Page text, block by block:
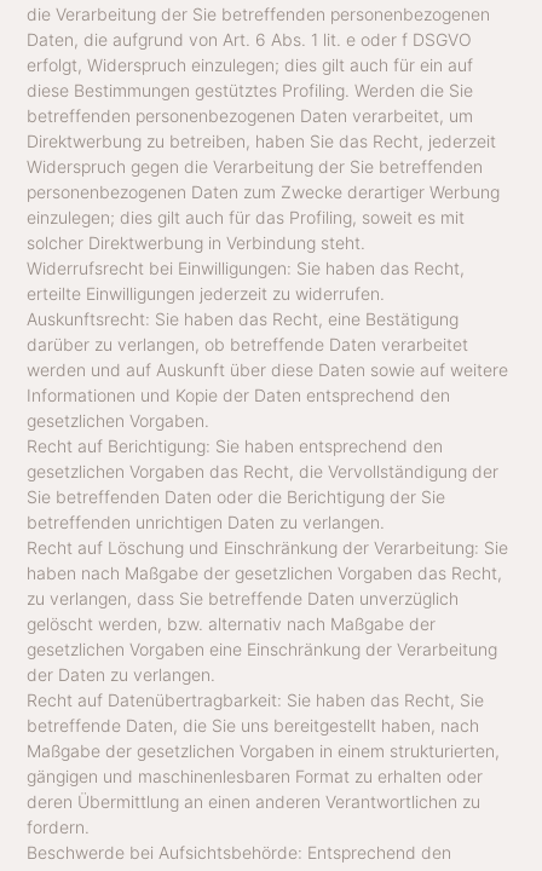
die Verarbeitung der Sie betreffenden personenbezogenen
Daten, die aufgrund von Art. 6 Abs. 1 lit. e oder f DSGVO
erfolgt, Widerspruch einzulegen; dies gilt auch für ein auf
diese Bestimmungen gestütztes Profiling. Werden die Sie
betreffenden personenbezogenen Daten verarbeitet, um
Direktwerbung zu betreiben, haben Sie das Recht, jederzeit
Widerspruch gegen die Verarbeitung der Sie betreffenden
personenbezogenen Daten zum Zwecke derartiger Werbung
einzulegen; dies gilt auch für das Profiling, soweit es mit
solcher Direktwerbung in Verbindung steht.
Widerrufsrecht bei Einwilligungen: Sie haben das Recht,
erteilte Einwilligungen jederzeit zu widerrufen.
Auskunftsrecht: Sie haben das Recht, eine Bestätigung
darüber zu verlangen, ob betreffende Daten verarbeitet
werden und auf Auskunft über diese Daten sowie auf weitere
Informationen und Kopie der Daten entsprechend den
gesetzlichen Vorgaben.
Recht auf Berichtigung: Sie haben entsprechend den
gesetzlichen Vorgaben das Recht, die Vervollständigung der
Sie betreffenden Daten oder die Berichtigung der Sie
betreffenden unrichtigen Daten zu verlangen.
Recht auf Löschung und Einschränkung der Verarbeitung: Sie
haben nach Maßgabe der gesetzlichen Vorgaben das Recht,
zu verlangen, dass Sie betreffende Daten unverzüglich
gelöscht werden, bzw. alternativ nach Maßgabe der
gesetzlichen Vorgaben eine Einschränkung der Verarbeitung
der Daten zu verlangen.
Recht auf Datenübertragbarkeit: Sie haben das Recht, Sie
betreffende Daten, die Sie uns bereitgestellt haben, nach
Maßgabe der gesetzlichen Vorgaben in einem strukturierten,
gängigen und maschinenlesbaren Format zu erhalten oder
deren Übermittlung an einen anderen Verantwortlichen zu
fordern.
Beschwerde bei Aufsichtsbehörde: Entsprechend den